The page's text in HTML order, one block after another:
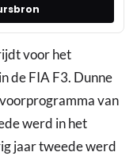
voor het
de FIA F3. Dunne
van
werd in het
jaar tweede werd